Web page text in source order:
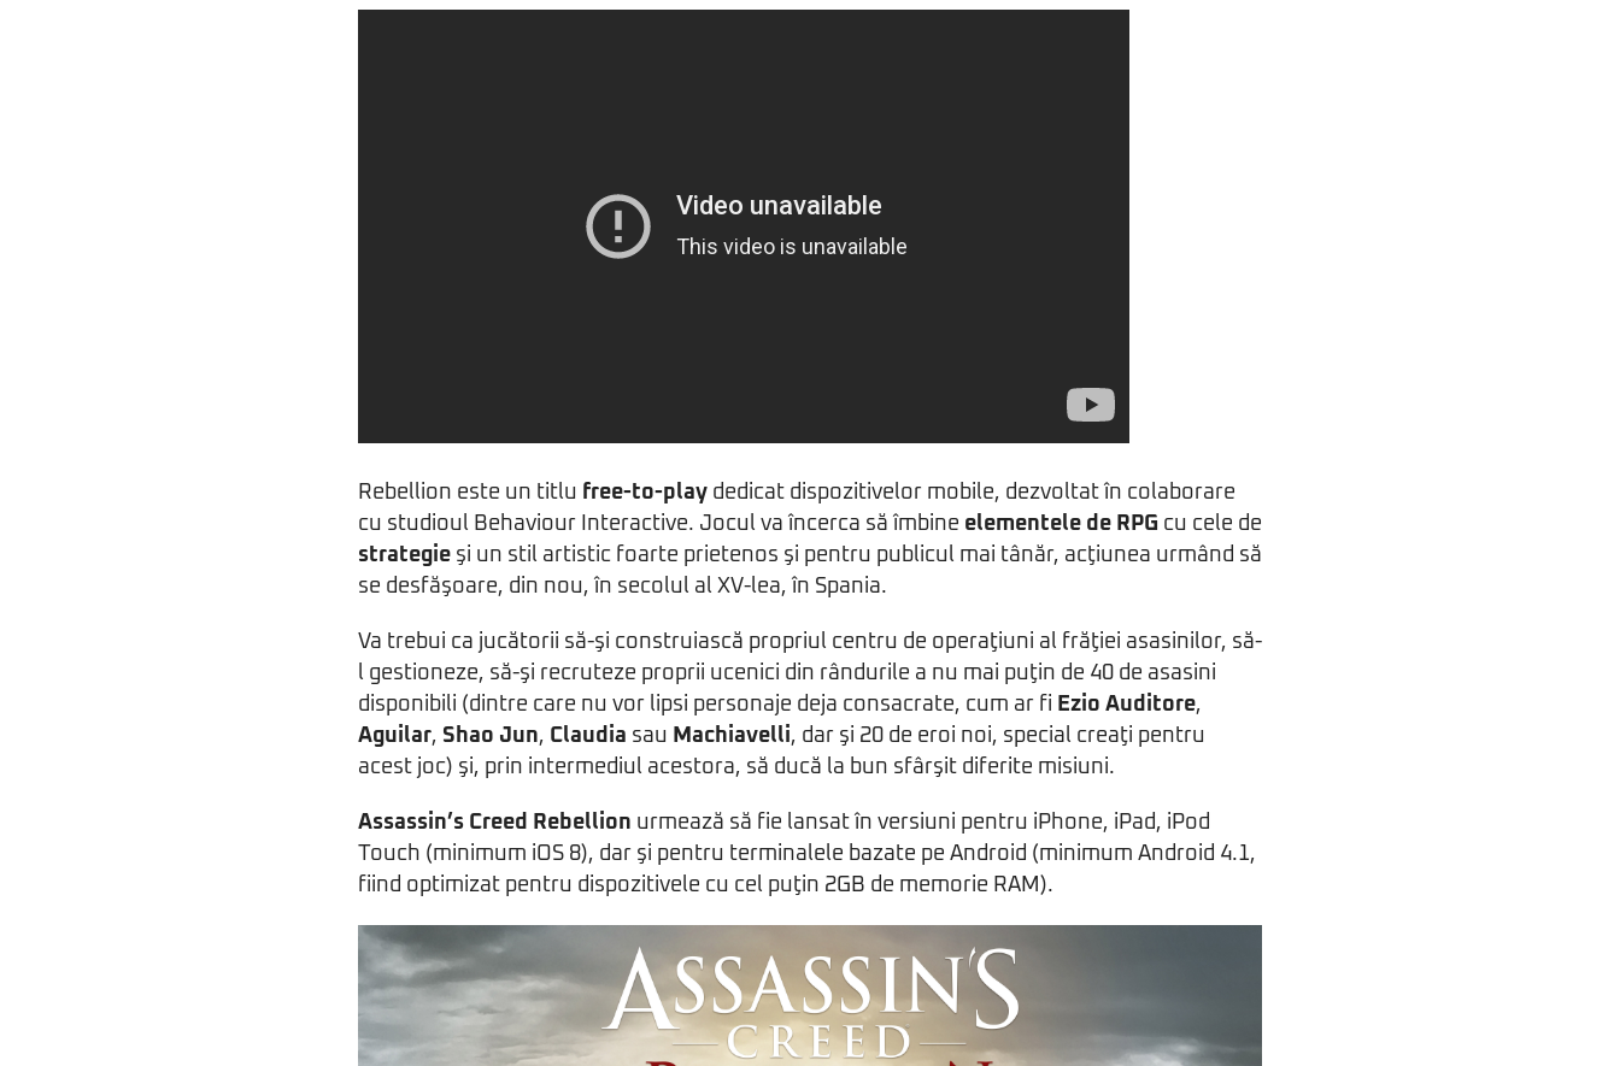
Rebellion este un titlu free-to-play dedicat dispozitivelor mobile, dezvoltat în colaborare
cu studioul Behaviour Interactive. Jocul va încerca să îmbine elementele de RPG cu cele de
strategie şi un stil artistic foarte prietenos şi pentru publicul mai tânăr, acţiunea urmând să
se desfăşoare, din nou, în secolul al XV-lea, în Spania.
Va trebui ca jucătorii să-şi construiască propriul centru de operaţiuni al frăţiei asasinilor, să-
l gestioneze, să-şi recruteze proprii ucenici din rândurile a nu mai puţin de 40 de asasini
disponibili (dintre care nu vor lipsi personaje deja consacrate, cum ar fi Ezio Auditore,
Aguilar, Shao Jun, Claudia sau Machiavelli, dar şi 20 de eroi noi, special creaţi pentru
acest joc) şi, prin intermediul acestora, să ducă la bun sfârşit diferite misiuni.
Assassin’s Creed Rebellion urmează să fie lansat în versiuni pentru iPhone, iPad, iPod
Touch (minimum iOS 8), dar şi pentru terminalele bazate pe Android (minimum Android 4.1,
fiind optimizat pentru dispozitivele cu cel puţin 2GB de memorie RAM).